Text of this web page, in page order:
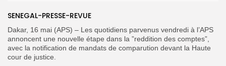
Search
for:
Search
Button
SENEGAL-PRESSE-REVUE
Dakar, 16 mai (APS) – Les quotidiens parvenus vendredi à l’APS
annoncent une nouvelle étape dans la ”reddition des comptes”,
avec la notification de mandats de comparution devant la Haute
cour de justice.